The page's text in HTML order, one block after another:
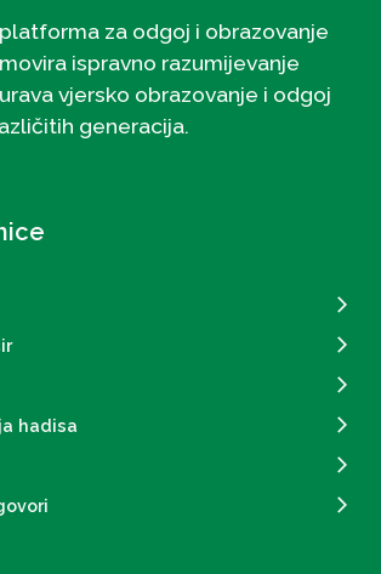
za odgoj i obrazovanje
ispravno razumijevanje
vjersko obrazovanje i odgoj
generacija.
hadisa